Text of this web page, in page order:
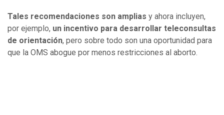
Tales recomendaciones son amplias y ahora incluyen,
por ejemplo, un incentivo para desarrollar teleconsultas
de orientación, pero sobre todo son una oportunidad para
que la OMS abogue por menos restricciones al aborto.